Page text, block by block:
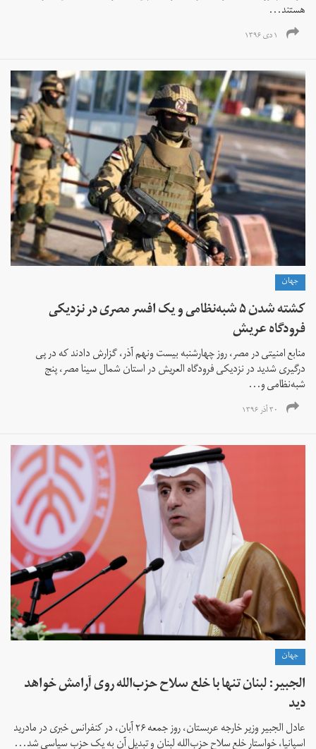
هستند...
۱ دی ۱۳۹۶
جهان
کشته شدن ۵ شبه‌نظامی و یک افسر مصری در نزدیکی
فرودگاه عریش
منابع امنیتی در مصر، روز چهارشنبه بیست ونهم آذر، گزارش دادند که در پی
درگیری شدید در نزدیکی فرودگاه العریش در استان شمال سینا مصر، پنج‌
شبه‌نظامی و...
۳۰ آذر ۱۳۹۶
جهان
الجبیر: لبنان تنها با خلع سلاح حزب‌الله روی آرامش خواهد
دید
عادل الجبیر وزیر خارجه عربستان، روز جمعه ۲۶ آبان‌، در کنفرانس خبری در مادرید